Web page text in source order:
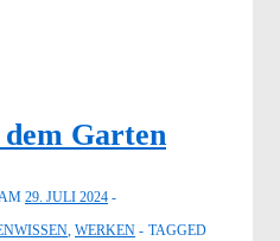
Garten
29. JULI 2024
, WERKEN
TAGGED